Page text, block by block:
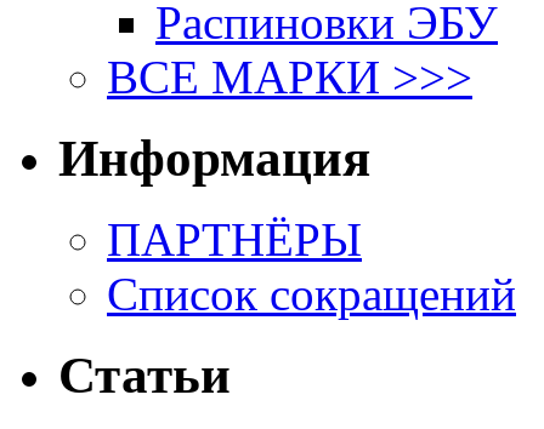
Распиновки ЭБУ
ВСЕ МАРКИ >>>
Информация
ПАРТНЁРЫ
Список сокращений
Статьи